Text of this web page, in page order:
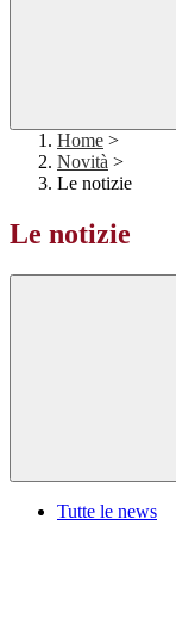
Home >
Novità >
Le notizie
Le notizie
Tutte le news